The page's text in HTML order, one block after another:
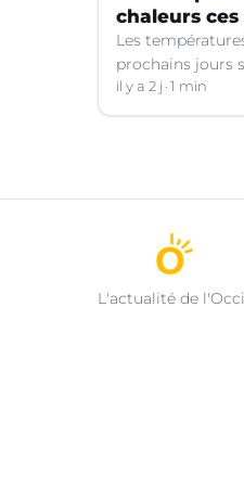
chaleurs
Les
prochains jours
le Languedoc.
il y a 2 j 1 min
L'actualité de